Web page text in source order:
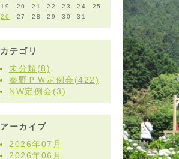
19
20 21 22 23 24
25
26
27 28 29 30 31
カテゴリ
未分類(8)
秦野ＰＷ定例会(422)
NW定例会(3)
アーカイブ
2026年07月
2026年06月